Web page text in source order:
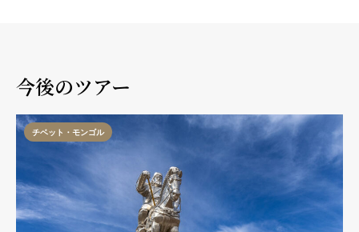
今後のツアー
チベット・モンゴル